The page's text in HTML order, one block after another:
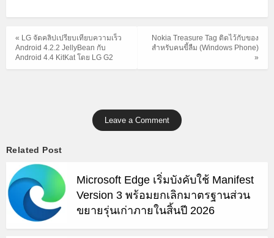
Nokia Treasure Tag ติดไว้กับของ
สำหรับคนขี้ลืม (Windows Phone)
»
« LG จัดคลิปเปรียบเทียบความเร็ว
Android 4.2.2 JellyBean กับ
Android 4.4 KitKat โดย LG G2
Leave a Comment
Related Post
Microsoft Edge เริ่มบังคับใช้ Manifest
Version 3 พร้อมยกเลิกมาตรฐานส่วน
ขยายรุ่นเก่าภายในสิ้นปี 2026